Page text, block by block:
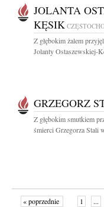
JOLANTA
KĘSIK
Z głębokim żalem
Jolanty Ostaszewskiej-
GRZEGORZ
Z głębokim smutkiem
śmierci Grzegorza Stali
« poprzednie 1 ...